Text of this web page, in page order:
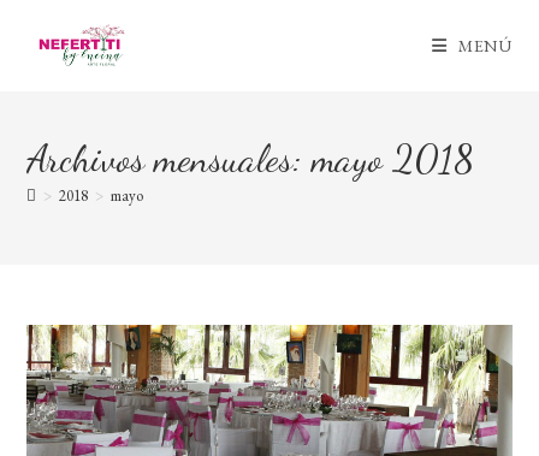
contenido
MENÚ
Archivos mensuales: mayo 2018
> 2018 > mayo